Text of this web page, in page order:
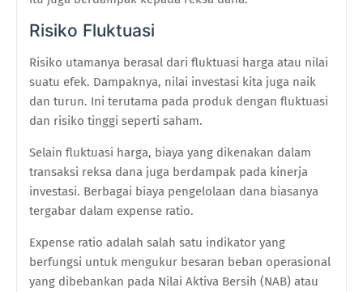
Risiko Fluktuasi
Risiko utamanya berasal dari fluktuasi harga atau nilai
suatu efek. Dampaknya, nilai investasi kita juga naik
dan turun. Ini terutama pada produk dengan fluktuasi
dan risiko tinggi seperti saham.
Selain fluktuasi harga, biaya yang dikenakan dalam
transaksi reksa dana juga berdampak pada kinerja
investasi. Berbagai biaya pengelolaan dana biasanya
tergabar dalam expense ratio.
Expense ratio adalah salah satu indikator yang
berfungsi untuk mengukur besaran beban operasional
yang dibebankan pada Nilai Aktiva Bersih (NAB) atau